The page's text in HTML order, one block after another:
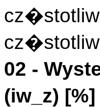
02 -
(iw_z) [%]